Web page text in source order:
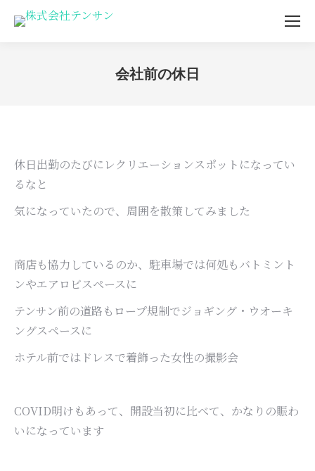
会社前の休日
休日出勤のたびにレクリエーションスポットになってい
るなと
気になっていたので、周囲を散策してみました
商店も協力しているのか、駐車場では何処もバトミント
ンやエアロビスペースに
テンサン前の道路もロープ規制でジョギング・ウオーキ
ングスペースに
ホテル前ではドレスで着飾った女性の撮影会
COVID明けもあって、開設当初に比べて、かなりの賑わ
いになっています